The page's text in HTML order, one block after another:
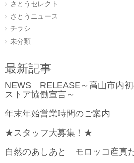
さとうセレクト
さとうニュース
チラシ
未分類
最新記事
NEWS RELEASE～高山市内初
ストア協働宣言～
年末年始営業時間のご案内
★スタッフ大募集！★
自然のあしあと モロッコ産真